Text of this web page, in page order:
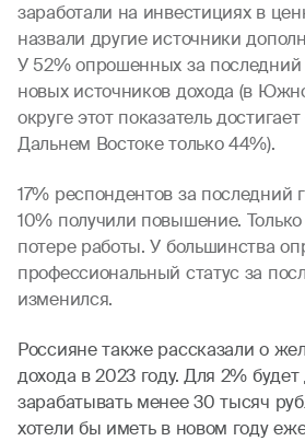
заработали на инвестициях в
назвали другие источники
У 52% опрошенных за последний
новых источников дохода (в
округе этот показатель
Дальнем Востоке только 44%).
17% респондентов за последний
10% получили повышение.
потере работы. У большинства
профессиональный статус за
изменился.
Россияне также рассказали о
дохода в 2023 году. Для 2% будет
зарабатывать менее 30 тысяч
хотели бы иметь в новом году